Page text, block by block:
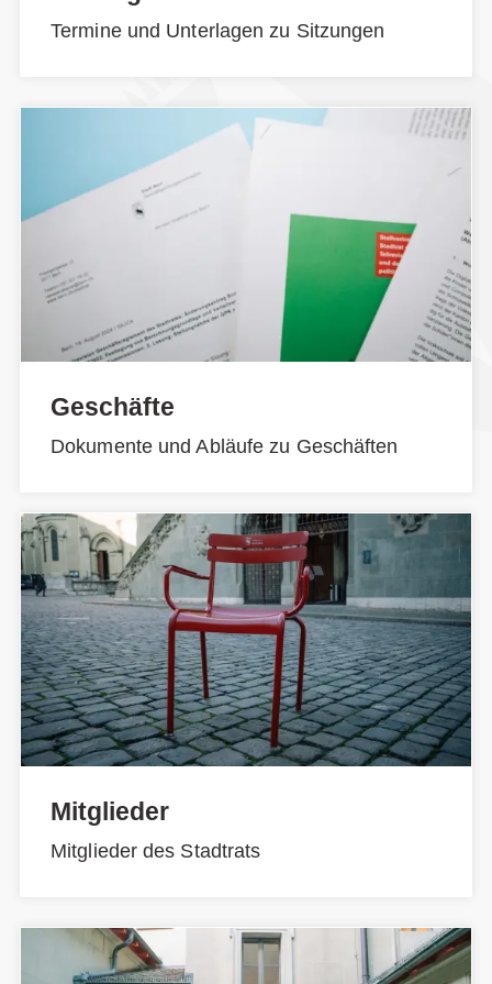
Termine und Unterlagen zu Sitzungen
Geschäfte
Dokumente und Abläufe zu Geschäften
Mitglieder
Mitglieder des Stadtrats